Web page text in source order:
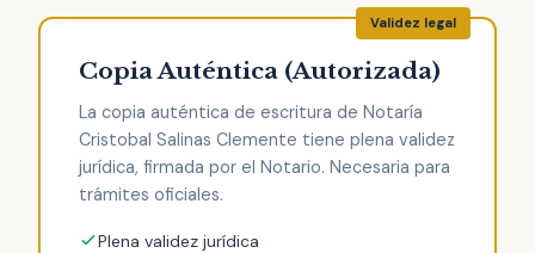
Copia Auténtica (Autorizada)
La copia auténtica de escritura de Notaría
Cristobal Salinas Clemente tiene plena validez
jurídica, firmada por el Notario. Necesaria para
trámites oficiales.
Plena validez jurídica